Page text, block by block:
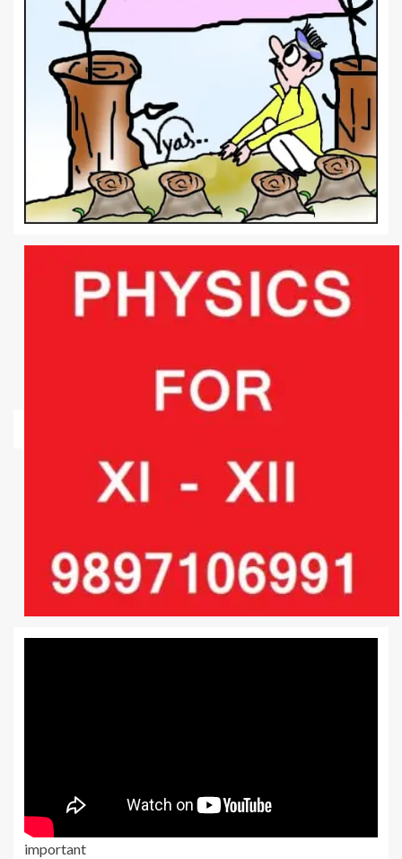
important